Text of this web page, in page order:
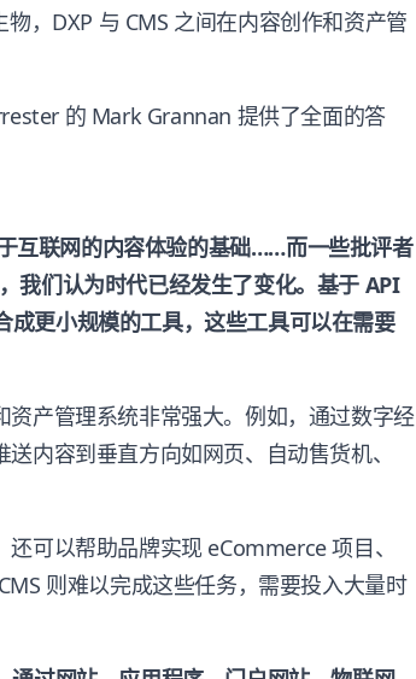
，DXP 与 CMS 之间在内容创作和资产管
的 Mark Grannan 提供了全面的答
互联网的内容体验的基础……而一些批评者
我们认为时代已经发生了变化。基于 API
更小规模的工具，这些工具可以在需要
产管理系统非常强大。例如，通过数字经
内容到垂直方向如网页、自动售货机、
可以帮助品牌实现 eCommerce 项目、
则难以完成这些任务，需要投入大量时